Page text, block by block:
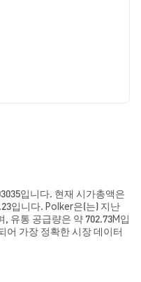
입니다. 현재 시가총액은
입니다. Polker은(는) 지난
, 유통 공급량은 약 702.73M입
어 가장 정확한 시장 데이터